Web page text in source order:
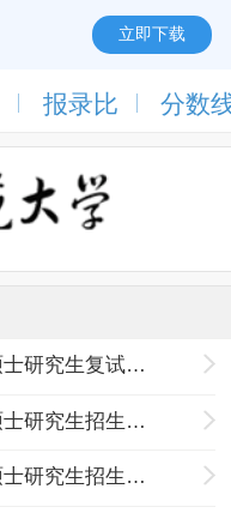
立即下载
报录比 分数
2021年上海师范大学数理学院硕士研究生复试细则
2021年上海师范大学音乐学院硕士研究生招生网络远程复试考生须知（第二号通知）
2021年上海师范大学音乐学院硕士研究生招生网络远程复试考生须知（第一号通知）